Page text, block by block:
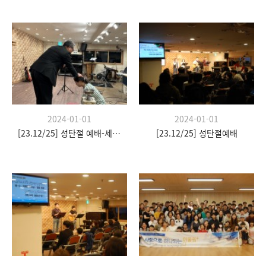
2024-01-01
[23.12/25] 성탄절 예배-세례식
2024-01-01
[23.12/25] 성탄절예배